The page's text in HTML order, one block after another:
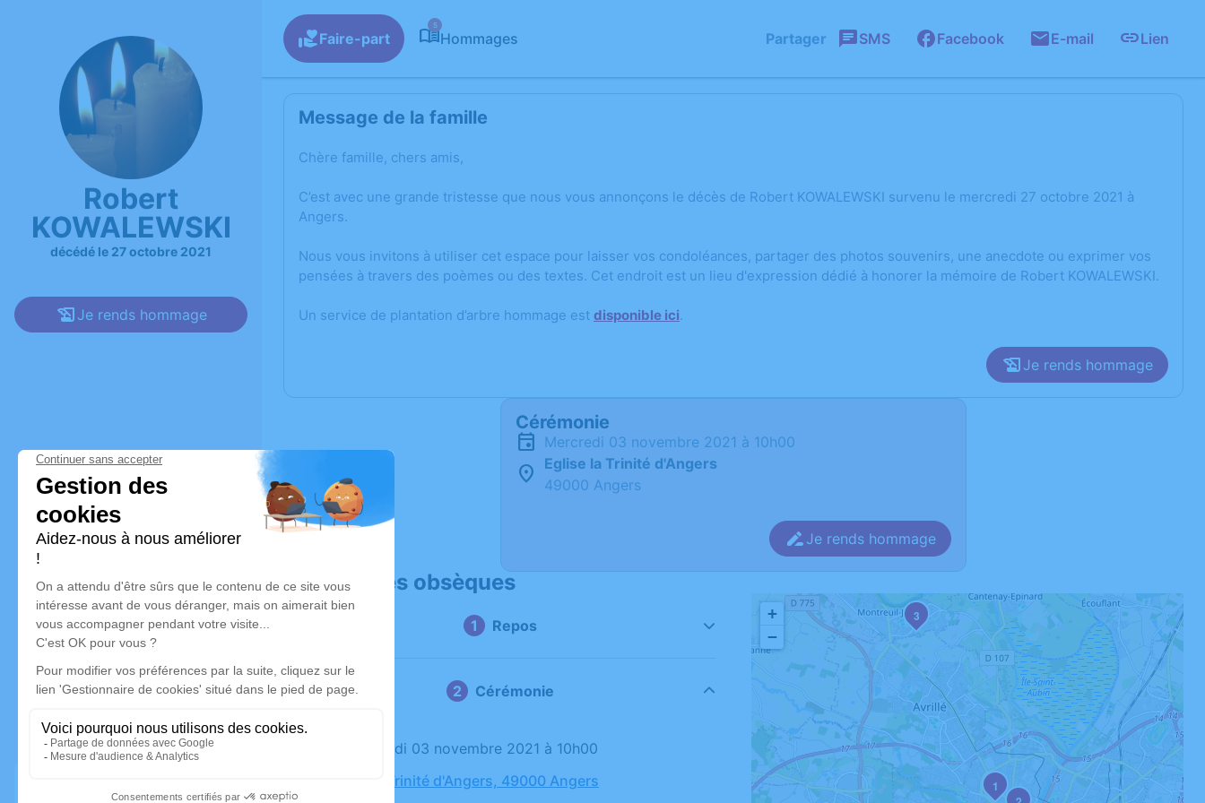
Robert
KOWALEWSKI
décédé le 27 octobre 2021
Je rends hommage
Faire-part
5
Hommages Partager SMS Facebook E-mail Lien
Message de la famille
Chère famille, chers amis,
C’est avec une grande tristesse que nous vous annonçons le décès de Robert KOWALEWSKI survenu le mercredi 27 octobre 2021 à
Angers.
Nous vous invitons à utiliser cet espace pour laisser vos condoléances, partager des photos souvenirs, une anecdote ou exprimer vos
pensées à travers des poèmes ou des textes. Cet endroit est un lieu d'expression dédié à honorer la mémoire de Robert KOWALEWSKI.
Un service de plantation d’arbre hommage est disponible ici.
Je rends hommage
Cérémonie
mercredi 03 novembre 2021 à 10h00
Eglise la Trinité d'Angers
49000 Angers
Je rends hommage
Déroulé des obsèques
Repos
Cérémonie
Le mercredi 03 novembre 2021 à 10h00
Eglise la Trinité d'Angers, 49000 Angers
1
3
+
−